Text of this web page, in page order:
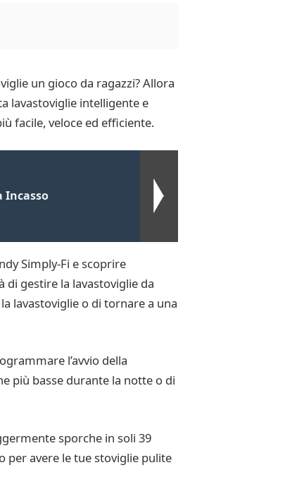
un gioco da ragazzi? Allora
lavastoviglie intelligente e
facile, veloce ed efficiente.
Incasso
Simply-Fi e scoprire
gestire la lavastoviglie da
lavastoviglie o di tornare a una
l’avvio della
più basse durante la notte o di
sporche in soli 39
per avere le tue stoviglie pulite